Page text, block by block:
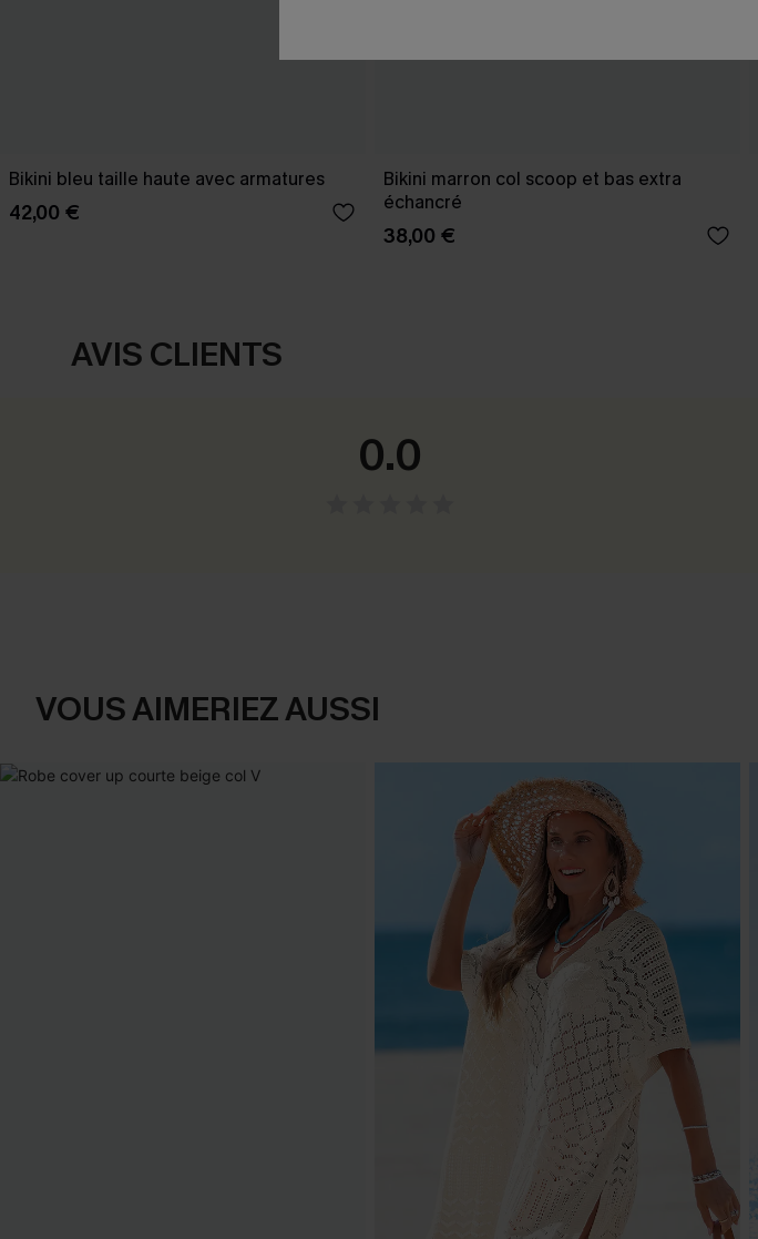
Bikini bleu taille haute avec armatures
42,00 €
Bikini marron col scoop et bas extra
échancré
38,00 €
AVIS CLIENTS
0.0
VOUS AIMERIEZ AUSSI